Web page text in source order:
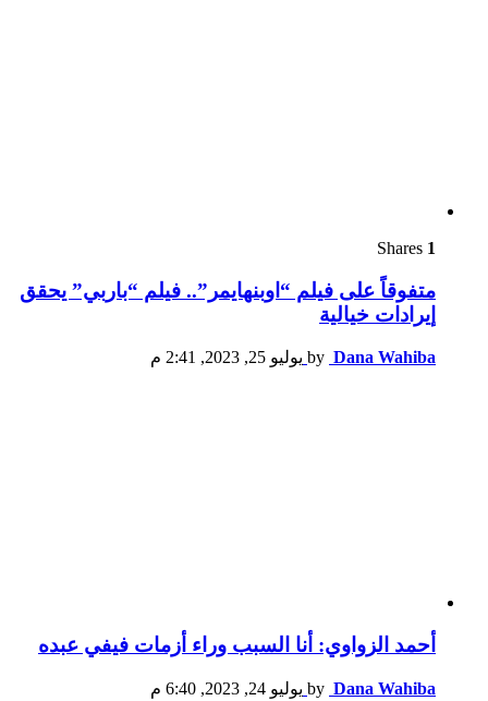
1
متفوقاً على فيلم “اوبنهايمر”.. فيلم “باربي” يحقق
إيرادات خيالية
by Dana Wahiba يوليو 25, 2023, 2:41 م
أحمد الزواوي: أنا السبب وراء أزمات فيفي عبده
by Dana Wahiba يوليو 24, 2023, 6:40 م